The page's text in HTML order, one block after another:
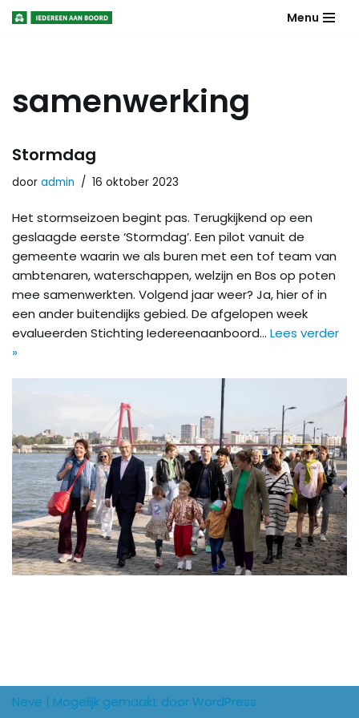
inhoud
Menu
samenwerking
Stormdag
door admin 16 oktober 2023
Het stormseizoen begint pas. Terugkijkend op een
geslaagde eerste ‘Stormdag’. Een pilot vanuit de
gemeente waarin we als buren met een tof team van
ambtenaren, waterschappen, welzijn en Bos op poten
mee samenwerkten. Volgend jaar weer? Ja, hier of in
een ander buitendijks gebied. De afgelopen week
evalueerden Stichting Iedereenaanboord… Lees verder
»
Neve | Mogelijk gemaakt doorWordPress